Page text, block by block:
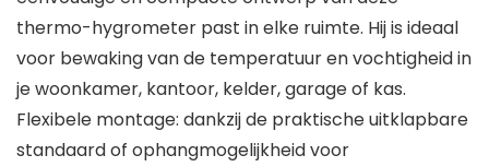
thermo-hygrometer past in elke ruimte. Hij is ideaal
voor bewaking van de temperatuur en vochtigheid in
je woonkamer, kantoor, kelder, garage of kas.
Flexibele montage: dankzij de praktische uitklapbare
standaard of ophangmogelijkheid voor